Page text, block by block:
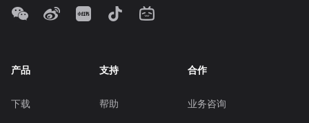
产品
下载
支持
帮助
合作
业务咨询